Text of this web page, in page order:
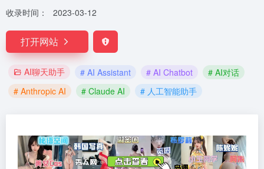
收录时间： 2023-03-12
打开网站
AI聊天助手 # AI Assistant # AI Chatbot
# AI对话
# Anthropic AI
# Claude AI # 人工智能助手